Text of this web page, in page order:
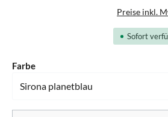
Preise inkl.
Sofort
Farbeauswählen